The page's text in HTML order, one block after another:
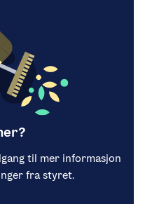
til mer informasjon
fra styret.